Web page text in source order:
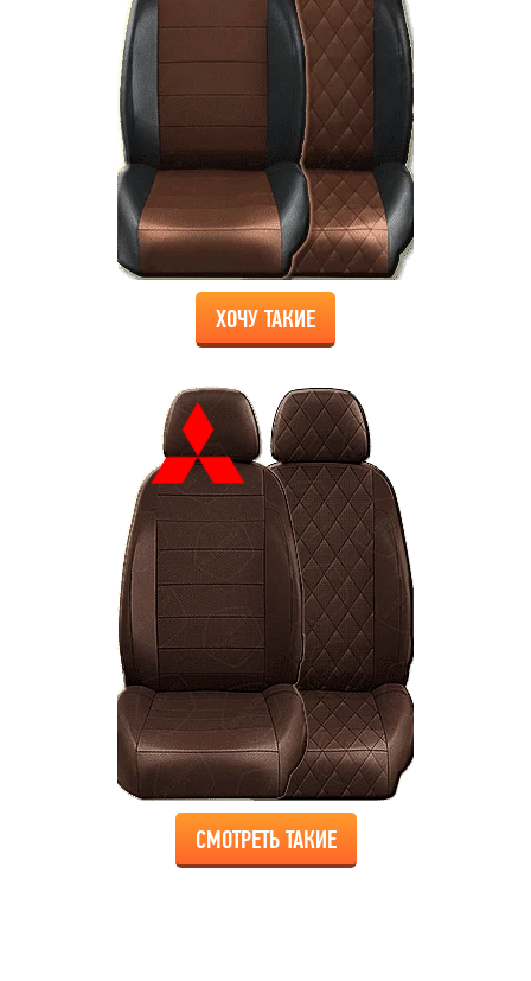
ХОЧУ ТАКИЕ
СМОТРЕТЬ ТАКИЕ